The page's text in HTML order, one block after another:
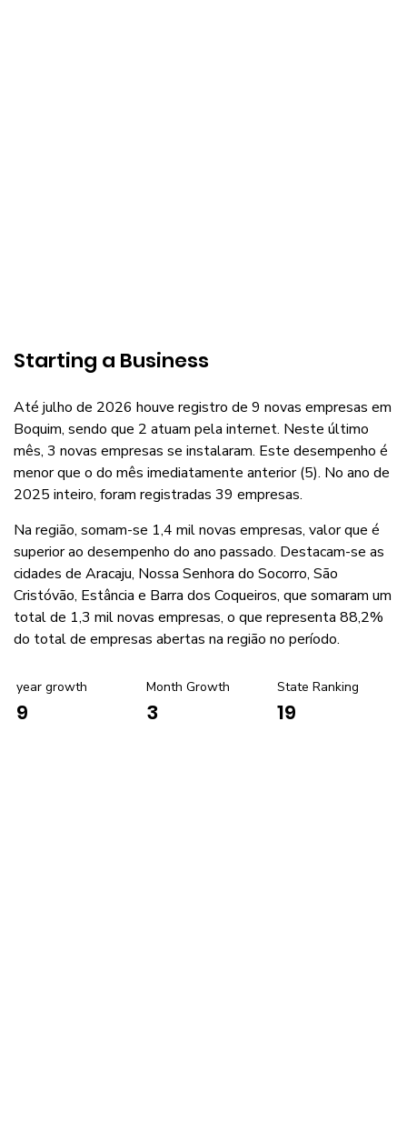
Starting a Business
Até julho de 2026 houve registro de 9 novas empresas em
Boquim, sendo que 2 atuam pela internet. Neste último
mês, 3 novas empresas se instalaram. Este desempenho é
menor que o do mês imediatamente anterior (5). No ano de
2025 inteiro, foram registradas 39 empresas.
Na região, somam-se 1,4 mil novas empresas, valor que é
superior ao desempenho do ano passado. Destacam-se as
cidades de Aracaju, Nossa Senhora do Socorro, São
Cristóvão, Estância e Barra dos Coqueiros, que somaram um
total de 1,3 mil novas empresas, o que representa 88,2%
do total de empresas abertas na região no período.
year growth
9
Month Growth
3
State Ranking
19